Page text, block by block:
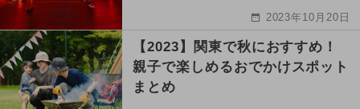
2023年10月20日
【2023】関東で秋におすすめ！
親子で楽しめるおでかけスポット
まとめ